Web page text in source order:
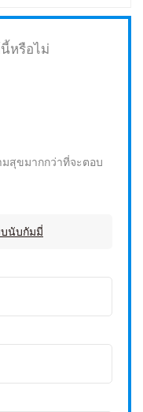
หรือไม่
สุขมากกว่าที่จะตอบ
บนับกัมมี่